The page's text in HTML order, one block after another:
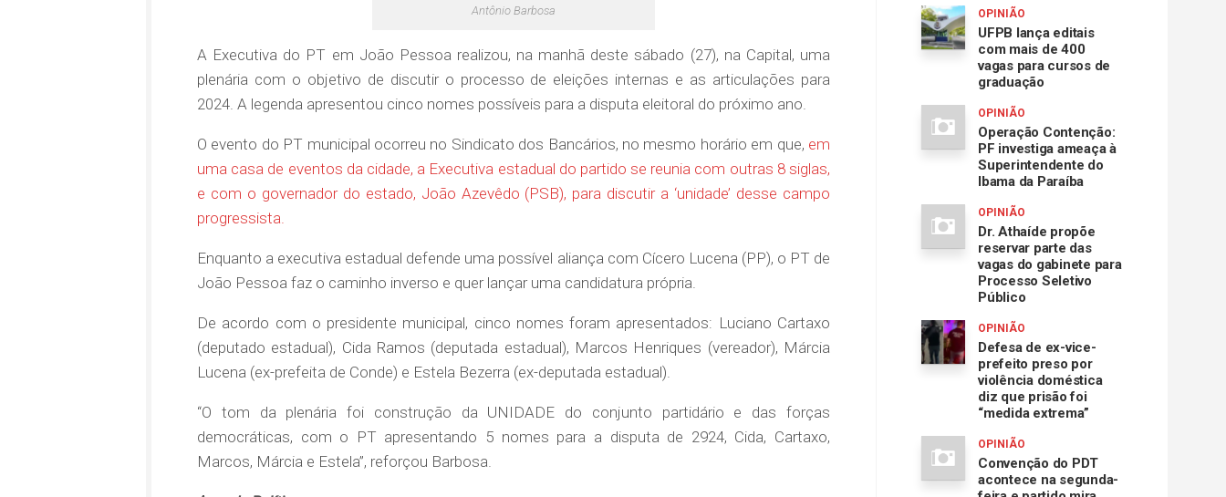
Antônio Barbosa
A Executiva do PT em João Pessoa realizou, na manhã deste sábado (27), na Capital, uma
plenária com o objetivo de discutir o processo de eleições internas e as articulações para
2024. A legenda apresentou cinco nomes possíveis para a disputa eleitoral do próximo ano.
O evento do PT municipal ocorreu no Sindicato dos Bancários, no mesmo horário em que, em
uma casa de eventos da cidade, a Executiva estadual do partido se reunia com outras 8 siglas,
e com o governador do estado, João Azevêdo (PSB), para discutir a ‘unidade’ desse campo
progressista.
Enquanto a executiva estadual defende uma possível aliança com Cícero Lucena (PP), o PT de
João Pessoa faz o caminho inverso e quer lançar uma candidatura própria.
De acordo com o presidente municipal, cinco nomes foram apresentados: Luciano Cartaxo
(deputado estadual), Cida Ramos (deputada estadual), Marcos Henriques (vereador), Márcia
Lucena (ex-prefeita de Conde) e Estela Bezerra (ex-deputada estadual).
“O tom da plenária foi construção da UNIDADE do conjunto partidário e das forças
democráticas, com o PT apresentando 5 nomes para a disputa de 2924, Cida, Cartaxo,
Marcos, Márcia e Estela”, reforçou Barbosa.
OPINIÃO
UFPB lança editais
com mais de 400
vagas para cursos de
graduação
OPINIÃO
Operação Contenção:
PF investiga ameaça à
Superintendente do
Ibama da Paraíba
OPINIÃO
Dr. Athaíde propõe
reservar parte das
vagas do gabinete para
Processo Seletivo
Público
OPINIÃO
Defesa de ex-vice-
prefeito preso por
violência doméstica
diz que prisão foi
“medida extrema”
OPINIÃO
Convenção do PDT
acontece na segunda-